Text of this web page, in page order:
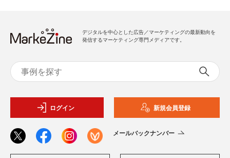
デジタルを中心とした広告／マーケティングの最新動向を
発信するマーケティング専門メディアです。
ログイン 新規会員登録
メールバックナンバー